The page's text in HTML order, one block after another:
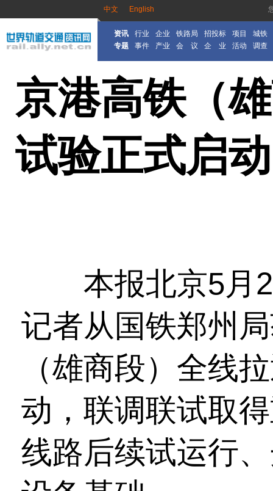
中文 English
资讯 行业 企业 铁路局 招投标 项目
城铁
专题
事件 产业 会 议 企 业 活动 调查
京港高铁（
试验正式启动
本报北京5月
记者从国铁郑州
（雄商段）全线
动，联调联试取
线路后续试运行